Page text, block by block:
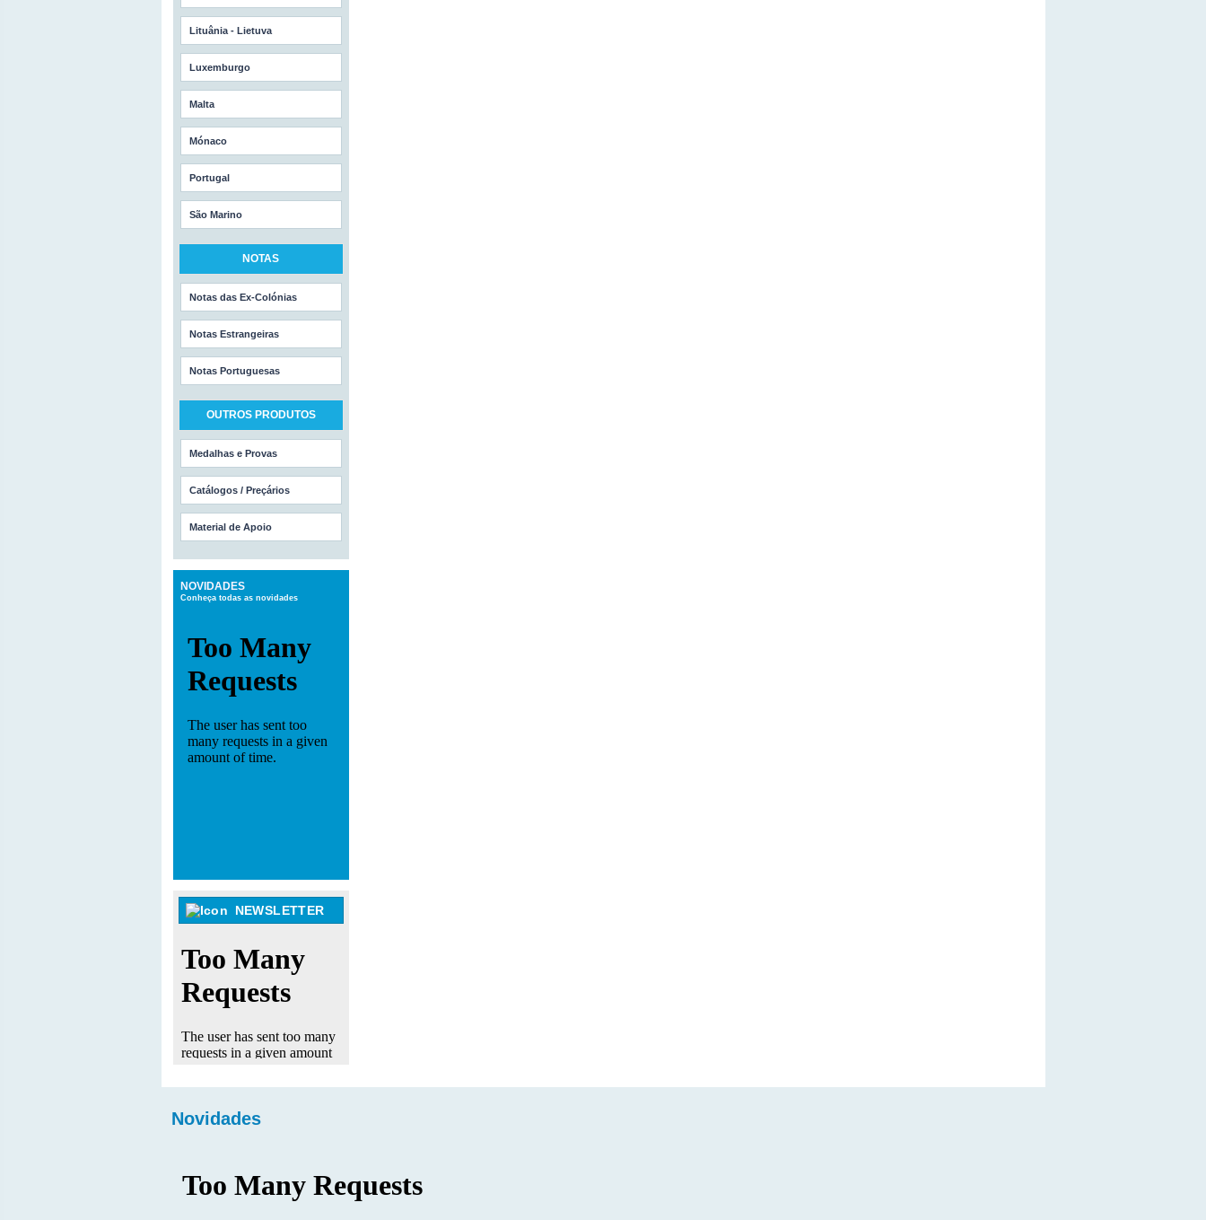
Lituânia - Lietuva
Luxemburgo
Malta
Mónaco
Portugal
São Marino
NOTAS
Notas das Ex-Colónias
Notas Estrangeiras
Notas Portuguesas
OUTROS PRODUTOS
Medalhas e Provas
Catálogos / Preçários
Material de Apoio
NOVIDADES
Conheça todas as novidades
NEWSLETTER
Novidades